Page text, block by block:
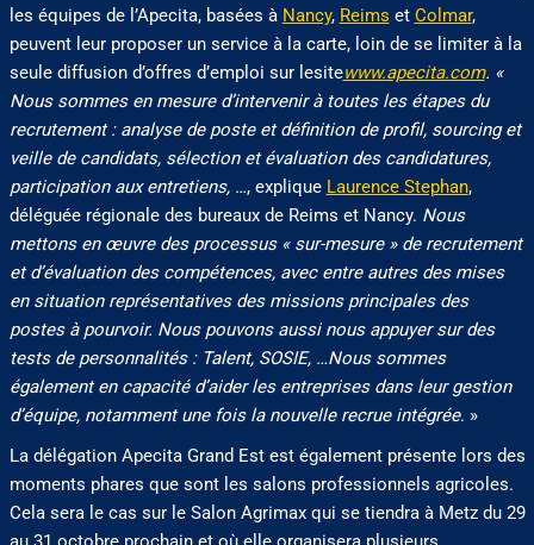
les équipes de l’Apecita, basées à Nancy, Reims et Colmar,
peuvent leur proposer un service à la carte, loin de se limiter à la
seule diffusion d’offres d’emploi sur lesitewww.apecita.com. «
Nous sommes en mesure d’intervenir à toutes les étapes du
recrutement : analyse de poste et définition de profil, sourcing et
veille de candidats, sélection et évaluation des candidatures,
participation aux entretiens, …, explique Laurence Stephan,
déléguée régionale des bureaux de Reims et Nancy. Nous
mettons en œuvre des processus « sur-mesure » de recrutement
et d’évaluation des compétences, avec entre autres des mises
en situation représentatives des missions principales des
postes à pourvoir. Nous pouvons aussi nous appuyer sur des
tests de personnalités : Talent, SOSIE, …Nous sommes
également en capacité d’aider les entreprises dans leur gestion
d’équipe, notamment une fois la nouvelle recrue intégrée. »
La délégation Apecita Grand Est est également présente lors des
moments phares que sont les salons professionnels agricoles.
Cela sera le cas sur le Salon Agrimax qui se tiendra à Metz du 29